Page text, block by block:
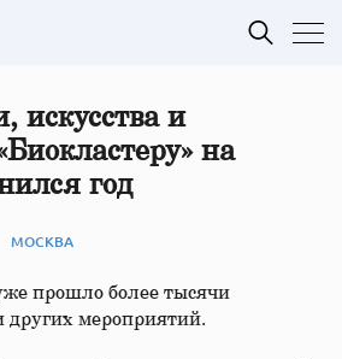
искусства и
на
год
МОСКВА
прошло более тысячи
других мероприятий.